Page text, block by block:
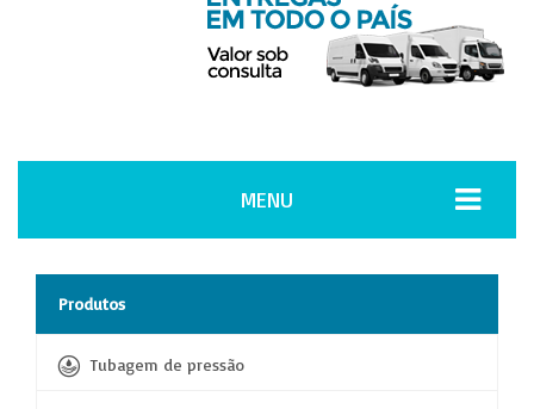
MENU
Produtos
Tubagem de pressão